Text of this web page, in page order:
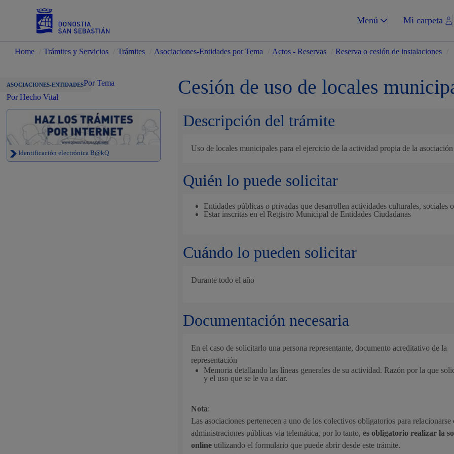
Menú Mi carpeta
Padrón y asuntos personales
Salud Pública, animales y consumo Desarrollo
Igualdad, derechos
Home Trámites y Servicios Trámites Asociaciones-Entidades por Tema Actos - Reservas Reserva o cesión de instalaciones
ASOCIACIONES-ENTIDADESPor Tema
Por Hecho Vital
Identificación electrónica B@kQ
Cesión de uso de locales
Descripción del trámite
Uso de locales municipales para el ejercicio de la actividad propia de la
Quién lo puede solicitar
Entidades públicas o privadas que desarrollen actividades culturales, sociales
Estar inscritas en el Registro Municipal de Entidades Ciudadanas
Cuándo lo pueden solicitar
Durante todo el año
Documentación necesaria
En el caso de solicitarlo una persona representante, documento acreditativo de la
representación
Memoria detallando las líneas generales de su actividad. Razón por la que
y el uso que se le va a dar.
Nota:
Las asociaciones pertenecen a uno de los colectivos obligatorios para relacionarse
administraciones públicas via telemática, por lo tanto,es obligatorio realizar la
onlineutilizando el formulario que puede abrir desde este trámite.